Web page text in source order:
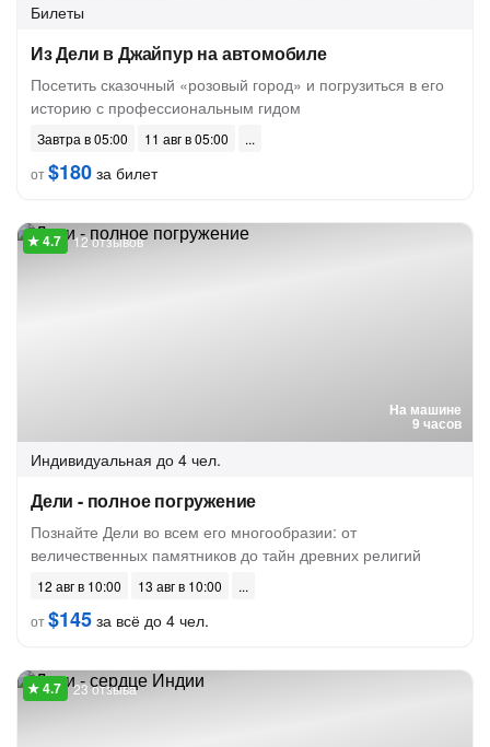
Билеты
Из Дели в Джайпур на автомобиле
Посетить сказочный «розовый город» и погрузиться в его
историю с профессиональным гидом
Завтра в 05:00
11 авг в 05:00
от$180 за билет
На машине
9 часов
12 отзывов
Индивидуальная до 4 чел.
Дели - полное погружение
Познайте Дели во всем его многообразии: от
величественных памятников до тайн древних религий
12 авг в 10:00
13 авг в 10:00
от$145 за всё до 4 чел.
23 отзыва